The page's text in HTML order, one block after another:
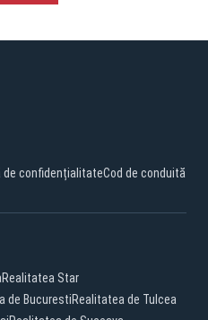
de confidențialitateCod de conduită
Realitatea Star
de BucurestiRealitatea de Tulcea